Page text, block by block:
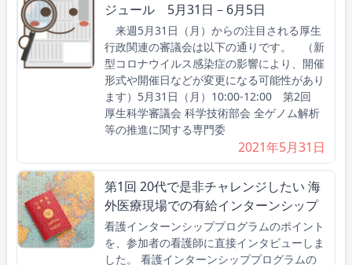
ジュール 5月31日－6月5日
来週5月31日（月）からの注目される厚生
行政関連の審議会は以下の通りです。 （新
型コロナウイルス感染症の影響により、開催
形式や開催日などが変更になる可能性があり
ます）5月31日（月）10:00-12:00 第2回
厚生科学審議会 科学技術部会 全ゲノム解析
等の推進に関する専門委
2021年5月31日
第1回 20代で是非チャレンジしたい 海
外医療現場での有給インターンシップ
看護インターンシッププログラムのポイント
を、参加者の看護師に直接インタビューしま
した。 看護インターンシッププログラムの